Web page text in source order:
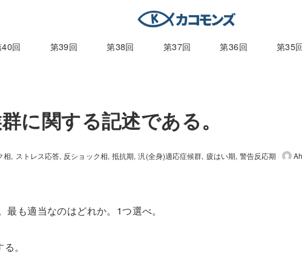
回 第39回 第38回 第37回 第36回 第35
に関する記述である。
相 ストレス応答 反ショック相 抵抗期 汎(全身)適応症候群 疲はい期 警告反応期
も適当なのはどれか。 1つ選べ。
。